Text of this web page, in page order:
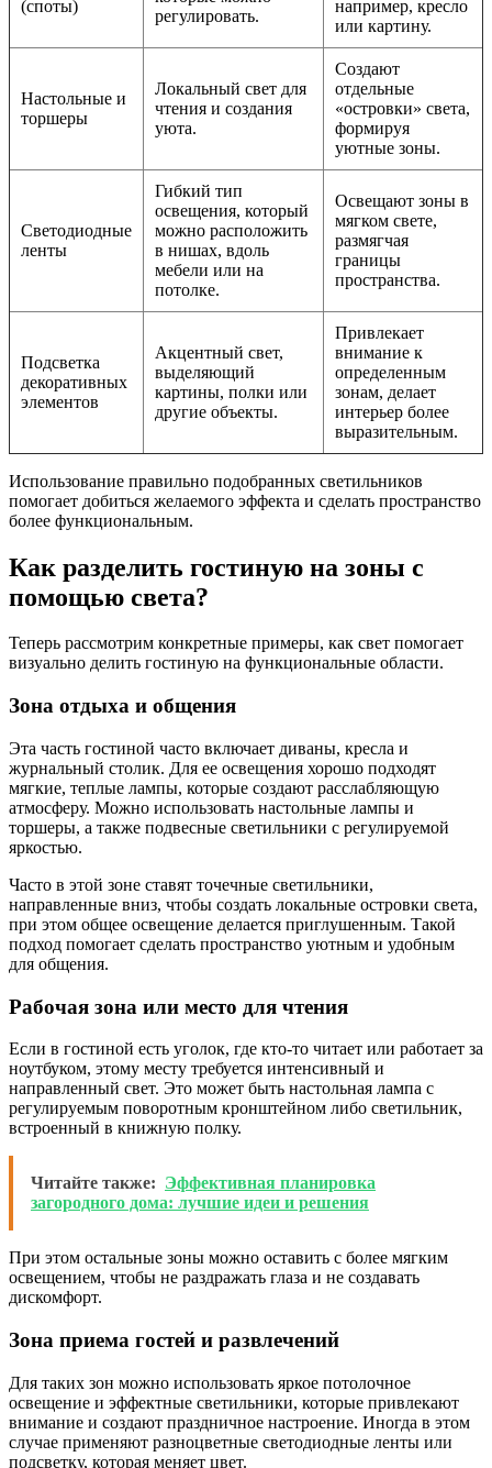
(споты)
регулировать.
например, кресло
или картину.
Настольные и
торшеры
Локальный свет для
чтения и создания
уюта.
Создают
отдельные
«островки» света,
формируя
уютные зоны.
Светодиодные
ленты
Гибкий тип
освещения, который
можно расположить
в нишах, вдоль
мебели или на
потолке.
Освещают зоны в
мягком свете,
размягчая
границы
пространства.
Подсветка
декоративных
элементов
Акцентный свет,
выделяющий
картины, полки или
другие объекты.
Привлекает
внимание к
определенным
зонам, делает
интерьер более
выразительным.
Использование правильно подобранных светильников
помогает добиться желаемого эффекта и сделать пространство
более функциональным.
Как разделить гостиную на зоны с
помощью света?
Теперь рассмотрим конкретные примеры, как свет помогает
визуально делить гостиную на функциональные области.
Зона отдыха и общения
Эта часть гостиной часто включает диваны, кресла и
журнальный столик. Для ее освещения хорошо подходят
мягкие, теплые лампы, которые создают расслабляющую
атмосферу. Можно использовать настольные лампы и
торшеры, а также подвесные светильники с регулируемой
яркостью.
Часто в этой зоне ставят точечные светильники,
направленные вниз, чтобы создать локальные островки света,
при этом общее освещение делается приглушенным. Такой
подход помогает сделать пространство уютным и удобным
для общения.
Рабочая зона или место для чтения
Если в гостиной есть уголок, где кто-то читает или работает за
ноутбуком, этому месту требуется интенсивный и
направленный свет. Это может быть настольная лампа с
регулируемым поворотным кронштейном либо светильник,
встроенный в книжную полку.
Читайте также: Эффективная планировка
загородного дома: лучшие идеи и решения
При этом остальные зоны можно оставить с более мягким
освещением, чтобы не раздражать глаза и не создавать
дискомфорт.
Зона приема гостей и развлечений
Для таких зон можно использовать яркое потолочное
освещение и эффектные светильники, которые привлекают
внимание и создают праздничное настроение. Иногда в этом
случае применяют разноцветные светодиодные ленты или
подсветку, которая меняет цвет.